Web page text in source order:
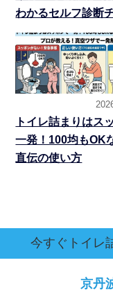
わかるセルフ診断
トイレ詰まりはス
一発！100均もOK
直伝の使い方
今すぐトイレ
京丹